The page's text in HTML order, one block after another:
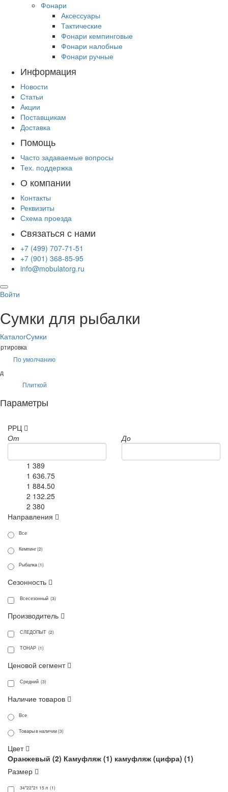
Фонари
Аксессуары
Тактические
Фонари кемпинговые
Фонари налобные
Фонари ручные
Информация
Новости
Статьи
Акции
Поставщикам
Доставка
Помощь
Часто задаваемые вопросы
Тех. поддержка
О компании
Контакты
Реквизиты
Схема проезда
Связаться с нами
+7 (499) 707-71-51
+7 (901) 368-85-95
info@mobulatorg.ru
Войти
Сумки для рыбалки
КаталогСумки
По умолчанию
Плиткой
Параметры
РРЦ
От
До
1 389
1 636.75
1 884.50
2 132.25
2 380
Направления
Все
Кемпинг (2)
Рыбалка (1)
Сезонность
Всесезонный (3)
Производитель
СЛЕДОПЫТ (2)
ТОНАР (1)
Ценовой сегмент
Средний (3)
Наличие товаров
Все
Товары в наличии (3)
Цвет
Оранжевый (2) Камуфляж (1) камуфляж (цифра) (1)
Размер
34*22*21 15 л (1)